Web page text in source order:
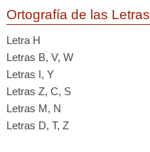
Ortografía de las Letras
Letra H
Letras B, V, W
Letras I, Y
Letras Z, C, S
Letras M, N
Letras D, T, Z